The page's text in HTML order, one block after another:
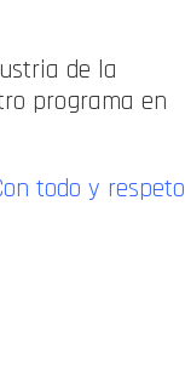
de la
programa en
todo y respeto